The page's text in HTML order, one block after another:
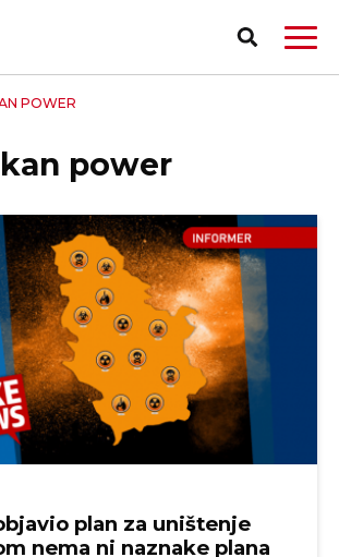
POWER
power
plan za uništenje
nema ni naznake plana